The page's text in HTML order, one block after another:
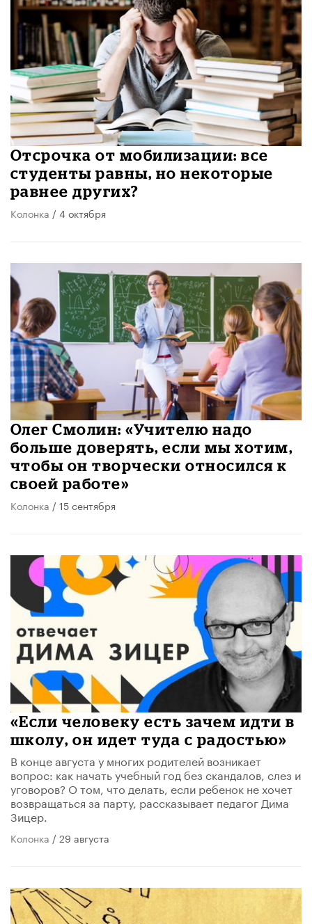
Отсрочка от мобилизации: все
студенты равны, но некоторые
равнее других?
Колонка / 4 октября
Олег Смолин: «Учителю надо
больше доверять, если мы хотим,
чтобы он творчески относился к
своей работе»
Колонка / 15 сентября
«Если человеку есть зачем идти в
школу, он идет туда с радостью»
В конце августа у многих родителей возникает
вопрос: как начать учебный год без скандалов, слез и
уговоров? О том, что делать, если ребенок не хочет
возвращаться за парту, рассказывает педагог Дима
Зицер.
Колонка / 29 августа